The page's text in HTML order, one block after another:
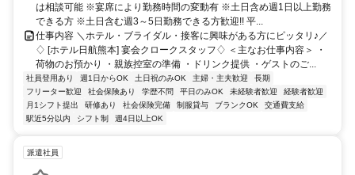
は相談可能 ※宴席により勤務時間の変動有 ※土日含め週1日以上勤務
できる方 ※土日含む週3～5日勤務できる方歓迎!! 平...
仕事内容 ＼ホテル・ブライダル・接客に興味がある方にピッタリ♪／
♢ [ホテル日航熊本] 宴会クロークスタッフ♢ ＜主なお仕事内容＞ ・
荷物のお預かり ・親族控室の準備 ・ドリンク提供 ・ゲストのご...
社員登用あり 週1日からOK 土日祝のみOK 主婦・主夫歓迎
長期
フリーター歓迎
社会保険あり 学歴不問 平日のみOK 未経験者歓迎
経験者歓迎
月1シフト提出
研修あり 社会保険完備 制服貸与 ブランクOK
交通費支給
駅近5分以内
シフト制 週4日以上OK
派遣社員